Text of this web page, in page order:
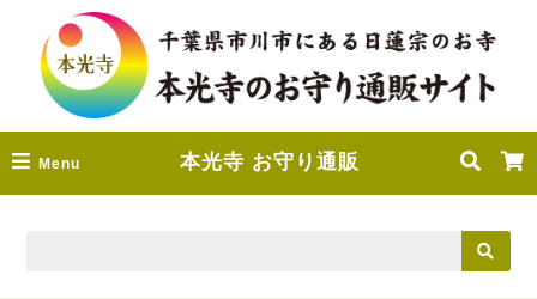
Menu 本光寺 お守り通販